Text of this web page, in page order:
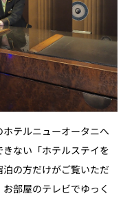
テルニューオータニへ
ない「ホテルステイを
の方だけがご覧いただ
部屋のテレビでゆっく